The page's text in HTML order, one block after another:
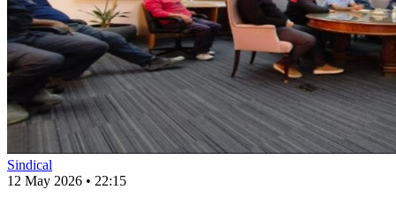
Sindical
12 May 2026 • 22:15